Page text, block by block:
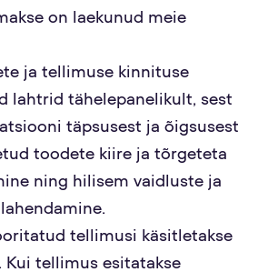
on laekunud meie
ja tellimuse kinnituse
lahtrid tähelepanelikult, sest
täpsusest ja õigsusest
toodete kiire ja tõrgeteta
ning hilisem vaidluste ja
tellimusi käsitletakse
Kui tellimus esitatakse